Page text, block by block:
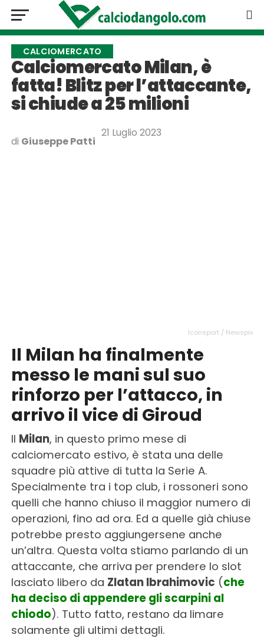
CALCIOMERCATO
Calciomercato Milan, è
fatta! Blitz per l’attaccante,
si chiude a 25 milioni
di Giuseppe Patti
21 Luglio 2023
Iconsport / Newspix
Il Milan ha finalmente
messo le mani sul suo
rinforzo per l’attacco, in
arrivo il vice di Giroud
Il Milan, in questo primo mese di
calciomercato estivo, è stata una delle
squadre più attive di tutta la Serie A.
Specialmente tra i top club, i rossoneri sono
quelli che hanno chiuso il maggior numero di
operazioni, fino ad ora. Ed a quelle già chiuse
potrebbe presto aggiungersene anche
un’altra. Questa volta stiamo parlando di un
attaccante, che arriva per prendere lo slot
lasciato libero da Zlatan Ibrahimovic (che
ha deciso di appendere gli scarpini al
chiodo). Tutto fatto, restano da limare
solamente gli ultimi dettagli.